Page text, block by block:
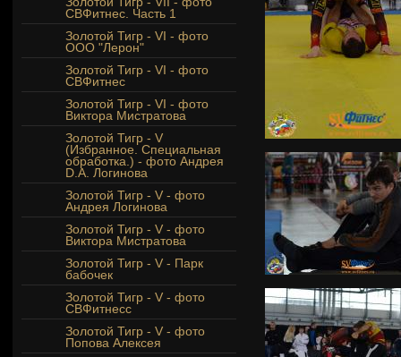
СВФитнес. Часть 1
Золотой Тигр - VI - фото
ООО "Лерон"
Золотой Тигр - VI - фото
СВФитнес
Золотой Тигр - VI - фото
Виктора Мистратова
Золотой Тигр - V
(Избранное. Специальная
обработка.) - фото Андрея
D.A. Логинова
Золотой Тигр - V - фото
Андрея Логинова
Золотой Тигр - V - фото
Виктора Мистратова
Золотой Тигр - V - Парк
бабочек
Золотой Тигр - V - фото
СВФитнесс
Золотой Тигр - V - фото
Попова Алексея